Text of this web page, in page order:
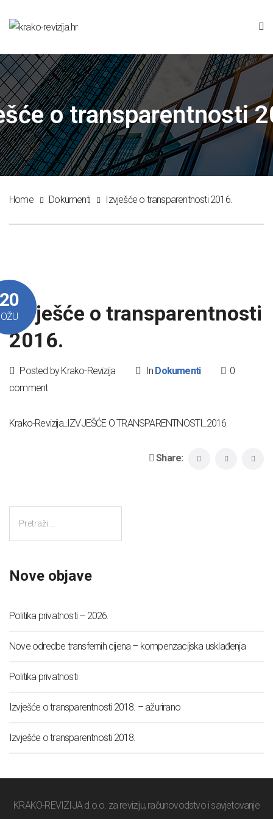
o transparentnosti
Home Dokumenti Izvješće o transparentnosti 2016.
OŽUIzvješće o transparentnosti
2016.
Posted by Krako-Revizija In Dokumenti
0
comment
Krako-Revizija_IZVJEŠĆE O TRANSPARENTNOSTI_2016
Share:
Nove objave
Politika privatnosti – 2026.
Nove odredbe transfernih cijena – kompenzacijska usklađenja
Politika privatnosti
Izvješće o transparentnosti 2018. – ažurirano
Izvješće o transparentnosti 2018.
KRAKO-REVIZIJA d.o.o. za reviziju, računovodstvo i savjetovanje